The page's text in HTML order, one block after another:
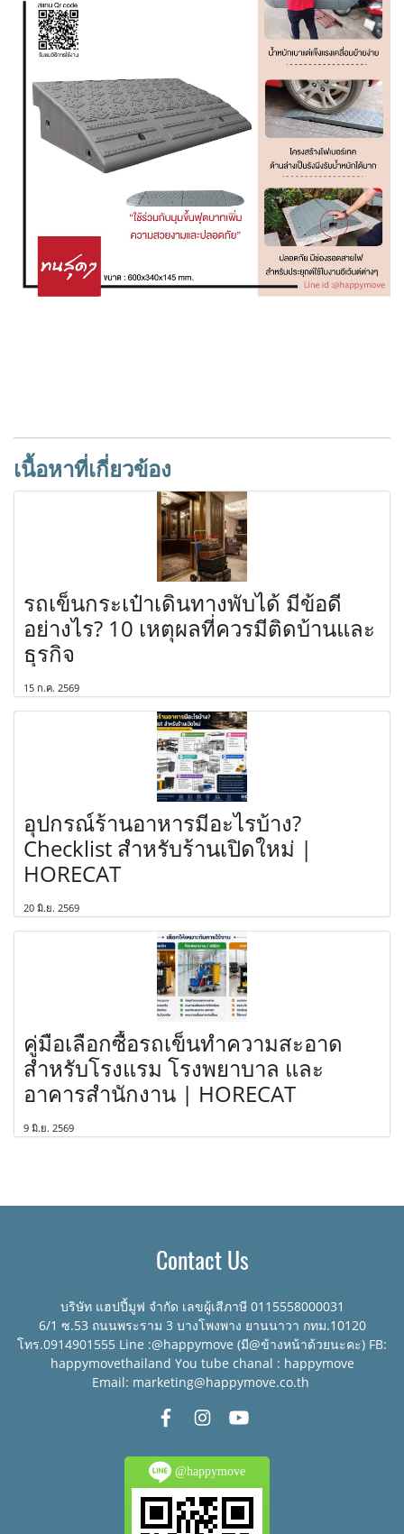
เนื้อหาที่เกี่ยวข้อง
รถเข็นกระเป๋าเดินทางพับได้ มีข้อดี
อย่างไร? 10 เหตุผลที่ควรมีติดบ้านและ
ธุรกิจ
15 ก.ค. 2569
อุปกรณ์ร้านอาหารมีอะไรบ้าง?
Checklist สำหรับร้านเปิดใหม่ |
HORECAT
20 มิ.ย. 2569
คู่มือเลือกซื้อรถเข็นทำความสะอาด
สำหรับโรงแรม โรงพยาบาล และ
อาคารสำนักงาน | HORECAT
9 มิ.ย. 2569
Contact Us
บริษัท แฮปปี้มูฟ จำกัด เลขผู้เสีภาษี 0115558000031
6/1 ซ.53 ถนนพระราม 3 บางโพงพาง ยานนาวา กทม.10120
โทร.0914901555 Line :@happymove (มี@ข้างหน้าด้วยนะคะ) FB:
happymovethailand You tube chanal : happymove
Email: marketing@happymove.co.th
@happymove